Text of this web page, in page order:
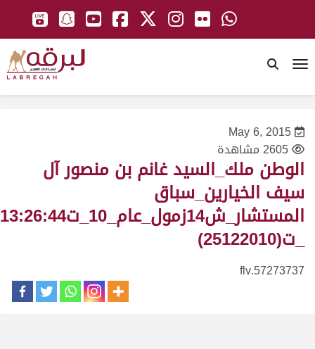
May 6, 2015
2605 مشاهدة
الوطن ملك_السيد غانم بن منصور آل
سيف الخيارين_سباق
المستشار_ش14زمول_عام_10_ت13:26:44
_ت(25122010)
57273737.flv